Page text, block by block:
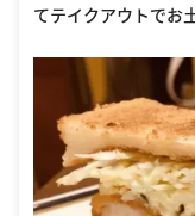
てテイクアウトでお